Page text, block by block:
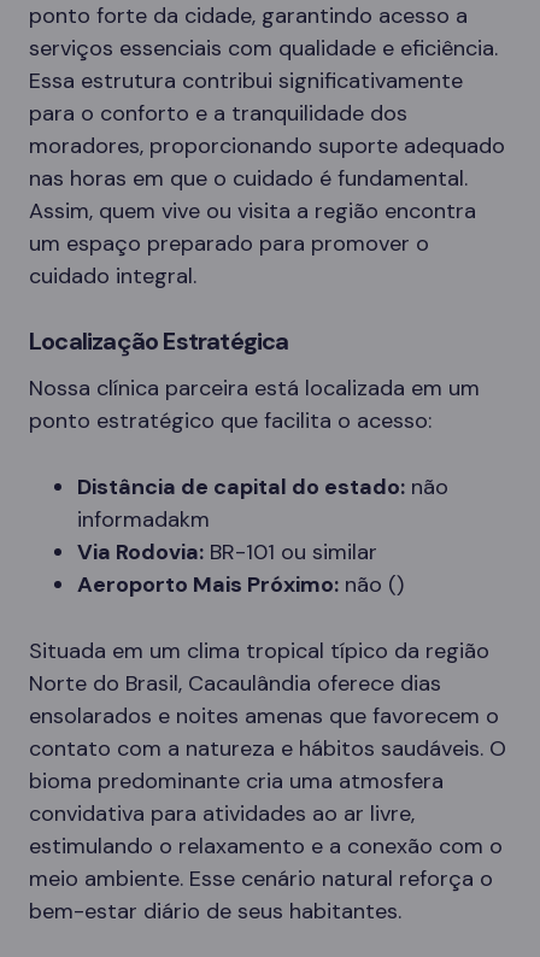
ponto forte da cidade, garantindo acesso a
serviços essenciais com qualidade e eficiência.
Essa estrutura contribui significativamente
para o conforto e a tranquilidade dos
moradores, proporcionando suporte adequado
nas horas em que o cuidado é fundamental.
Assim, quem vive ou visita a região encontra
um espaço preparado para promover o
cuidado integral.
Localização Estratégica
Nossa clínica parceira está localizada em um
ponto estratégico que facilita o acesso:
Distância de capital do estado: não
informadakm
Via Rodovia: BR-101 ou similar
Aeroporto Mais Próximo: não ()
Situada em um clima tropical típico da região
Norte do Brasil, Cacaulândia oferece dias
ensolarados e noites amenas que favorecem o
contato com a natureza e hábitos saudáveis. O
bioma predominante cria uma atmosfera
convidativa para atividades ao ar livre,
estimulando o relaxamento e a conexão com o
meio ambiente. Esse cenário natural reforça o
bem-estar diário de seus habitantes.